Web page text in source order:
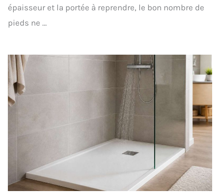
épaisseur et la portée à reprendre, le bon nombre de
pieds ne …